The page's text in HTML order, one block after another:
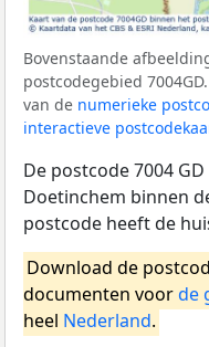
Bovenstaande
postcodegebied
van de numerieke
interactieve
De postcode 7004
Doetinchem binnen
postcode heeft de
Download de
documenten voorde
heel Nederland.